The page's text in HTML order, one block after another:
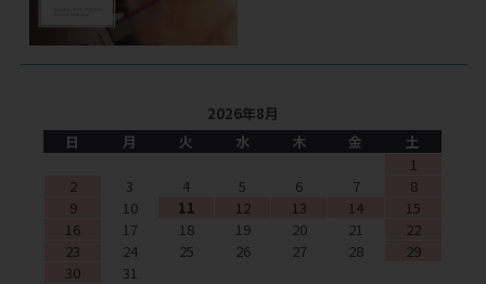
2026年8月
日
月 火 水 木 金
土
1
2
3 4 5 6 7
8
9
10 11 12 13 14
15
16
17 18 19 20 21
22
23
24 25 26 27 28
29
30
31